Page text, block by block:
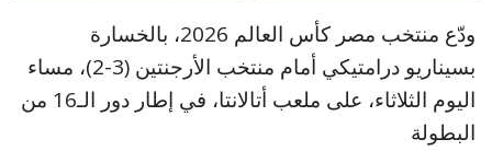
ودّع منتخب مصر كأس العالم 2026، بالخسارة
بسيناريو درامتيكي أمام منتخب الأرجنتين (3-2)، مساء
اليوم الثلاثاء، على ملعب أتالانتا، في إطار دور الـ16 من
البطولة